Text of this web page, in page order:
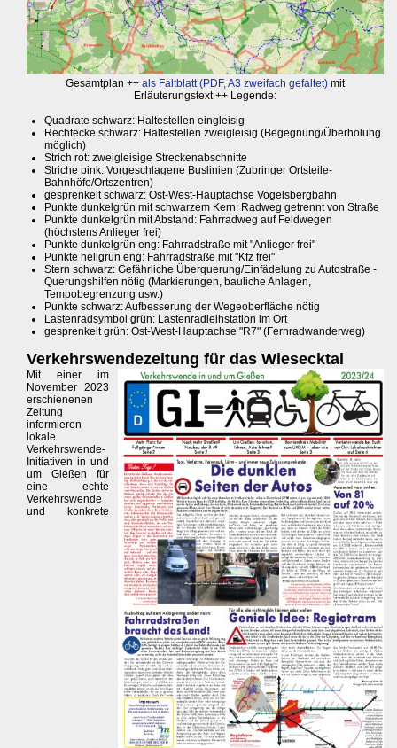
Gesamtplan ++als Faltblatt (PDF, A3 zweifach gefaltet) mit
Erläuterungstext ++ Legende:
Quadrate schwarz: Haltestellen eingleisig
Rechtecke schwarz: Haltestellen zweigleisig (Begegnung/Überholung
möglich)
Strich rot: zweigleisige Streckenabschnitte
Striche pink: Vorgeschlagene Buslinien (Zubringer Ortsteile-
Bahnhöfe/Ortszentren)
gesprenkelt schwarz: Ost-West-Hauptachse Vogelsbergbahn
Punkte dunkelgrün mit schwarzem Kern: Radweg getrennt von Straße
Punkte dunkelgrün mit Abstand: Fahrradweg auf Feldwegen
(höchstens Anlieger frei)
Punkte dunkelgrün eng: Fahrradstraße mit "Anlieger frei"
Punkte hellgrün eng: Fahrradstraße mit "Kfz frei"
Stern schwarz: Gefährliche Überquerung/Einfädelung zu Autostraße -
Querungshilfen nötig (Markierungen, bauliche Anlagen,
Tempobegrenzung usw.)
Punkte schwarz: Aufbesserung der Wegeoberfläche nötig
Lastenradsymbol grün: Lastenradleihstation im Ort
gesprenkelt grün: Ost-West-Hauptachse "R7" (Fernradwanderweg)
Verkehrswendezeitung für das Wiesecktal
Mit einer im
November 2023
erschienenen
Zeitung
informieren
lokale
Verkehrswende-
Initiativen in und
um Gießen für
eine echte
Verkehrswende
und konkrete